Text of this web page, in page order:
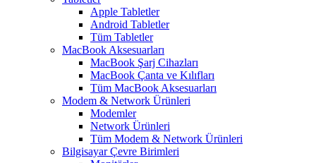
Apple Tabletler
Android Tabletler
Tüm Tabletler
MacBook Aksesuarları
MacBook Şarj Cihazları
MacBook Çanta ve Kılıfları
Tüm MacBook Aksesuarları
Modem & Network Ürünleri
Modemler
Network Ürünleri
Tüm Modem & Network Ürünleri
Bilgisayar Çevre Birimleri